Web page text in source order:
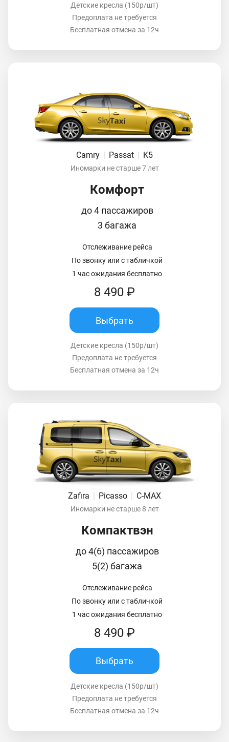
Детские кресла (150р/шт)
Предоплата не требуется
Бесплатная отмена за 12ч
Camry Passat K5
Иномарки не старше 7 лет
Комфорт
до 4 пассажиров
3 багажа
Отслеживание рейса
По звонку или с табличкой
1 час ожидания бесплатно
8 490 ₽
Выбрать
Детские кресла (150р/шт)
Предоплата не требуется
Бесплатная отмена за 12ч
Zafira | Picasso | C-MAX
Иномарки не старше 8 лет
Компактвэн
до 4(6) пассажиров
5(2) багажа
Отслеживание рейса
По звонку или с табличкой
1 час ожидания бесплатно
8 490 ₽
Выбрать
Детские кресла (150р/шт)
Предоплата не требуется
Бесплатная отмена за 12ч